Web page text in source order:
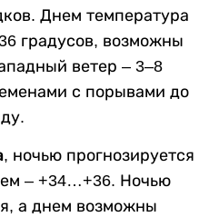
Днем температура
градусов, возможны
ветер – 3–8
с порывами до
ночью прогнозируется
– +34…+36. Ночью
а днем возможны